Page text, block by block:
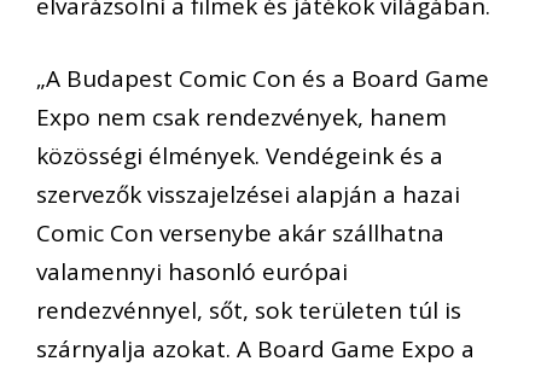
„A Budapest Comic Con és a Board Game
Expo nem csak rendezvények, hanem
közösségi élmények. Vendégeink és a
szervezők visszajelzései alapján a hazai
Comic Con versenybe akár szállhatna
valamennyi hasonló európai
rendezvénnyel, sőt, sok területen túl is
szárnyalja azokat. A Board Game Expo a